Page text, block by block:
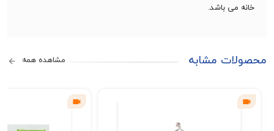
باشد.
مشابه مشاهده همه